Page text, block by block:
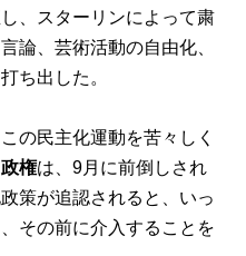
、スターリンによって粛
論、芸術活動の自由化、
ち出した。
の民主化運動を苦々しく
権は、9月に前倒しされ
策が追認されると、いっ
その前に介入することを